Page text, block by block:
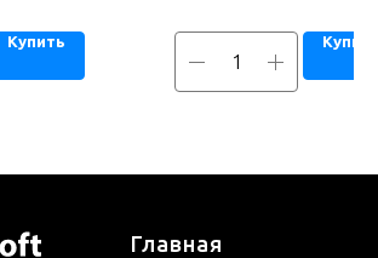
Купить
Главная